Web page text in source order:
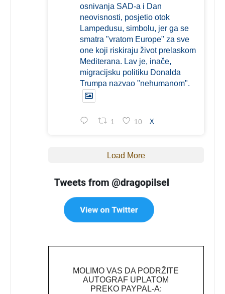
osnivanja SAD-a i Dan
neovisnosti, posjetio otok
Lampedusu, simbolu, jer ga se
smatra "vratom Europe" za sve
one koji riskiraju život prelaskom
Mediterana. Lav je, inače,
migracijsku politiku Donalda
Trumpa nazvao "nehumanom".
1 10 X
Load More
MOLIMO VAS DA PODRŽITE
AUTOGRAF UPLATOM
PREKO PAYPAL-A: